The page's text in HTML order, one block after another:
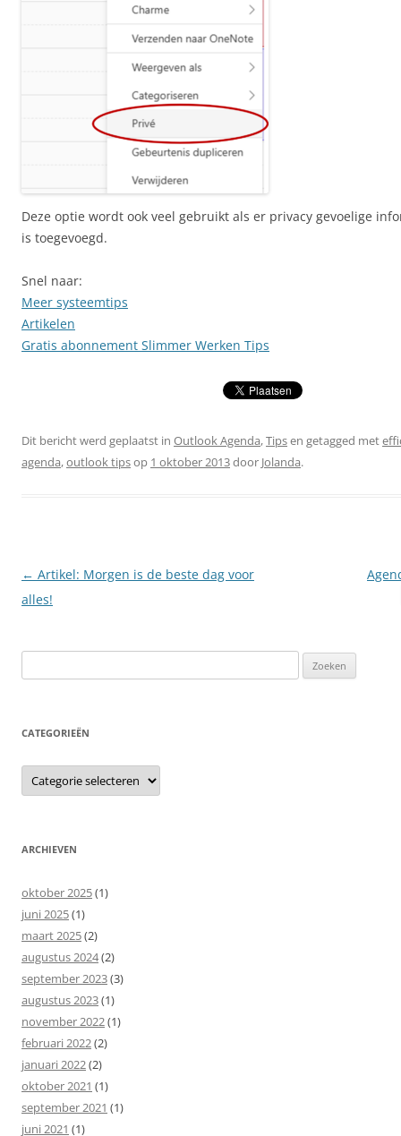
Deze optie wordt ook veel gebruikt als er privacy gevoelige
is toegevoegd.
Snel naar:
Meer systeemtips
Artikelen
Gratis abonnement Slimmer Werken Tips
Dit bericht werd geplaatst in Outlook Agenda,Tipsen getagged met
agenda,outlook tipsop 1 oktober 2013door Jolanda.
Berichtnavigatie
← Artikel: Morgen is de beste dag voor
alles!
naar:
CATEGORIEËN
Categorieën
ARCHIEVEN
oktober 2025(1)
juni 2025(1)
maart 2025(2)
augustus 2024(2)
september 2023(3)
augustus 2023(1)
november 2022(1)
februari 2022(2)
januari 2022(2)
oktober 2021 (1)
september 2021 (1)
juni 2021 (1)